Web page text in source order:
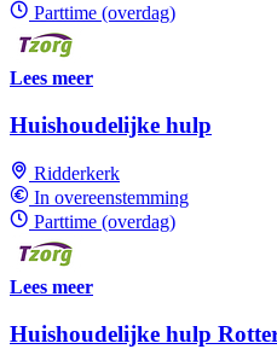
Parttime (overdag)
Lees meer
Huishoudelijke hulp
Ridderkerk
In overeenstemming
Parttime (overdag)
Lees meer
Huishoudelijke hulp